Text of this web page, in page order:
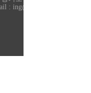
: ing@ingvf.com